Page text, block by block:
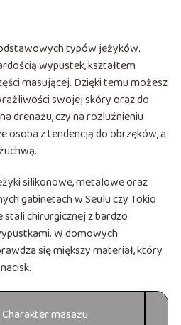
typów jeżyków.
wypustek, kształtem
masującej. Dzięki temu możesz
swojej skóry oraz do
drenażu, czy na rozluźnieniu
osoba z tendencją do obrzęków, a
silikonowe, metalowe oraz
gabinetach w Seulu czy Tokio
chirurgicznej z bardzo
W domowych
się miększy materiał, który
Charakter masażu